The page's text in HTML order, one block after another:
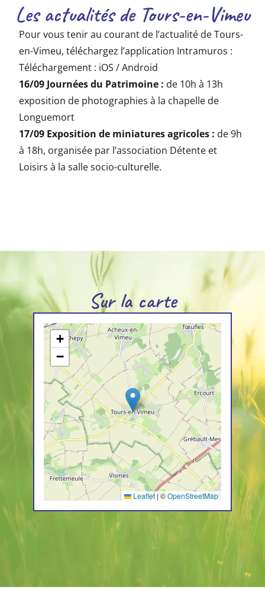
Les actualités de Tours-en-Vimeu
Pour vous tenir au courant de l’actualité de Tours-
en-Vimeu, téléchargez l’application Intramuros :
Téléchargement : iOS /Android
16/09 Journées du Patrimoine : de 10h à 13h
exposition de photographies à la chapelle de
Longuemort
17/09 Exposition de miniatures agricoles : de 9h
à 18h, organisée par l’association Détente et
Loisirs à la salle socio-culturelle.
Sur la carte
+
−
Leaflet | ©OpenStreetMap